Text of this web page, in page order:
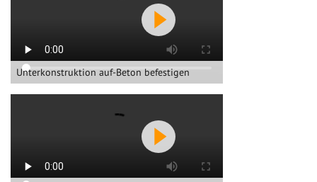
Unterkonstruktion auf-Beton befestigen